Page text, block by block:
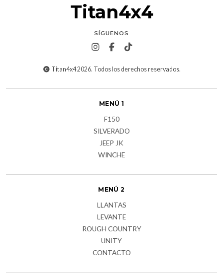
Titan4x4
SÍGUENOS
Titan4x4 2026. Todos los derechos reservados.
MENÚ 1
F150
SILVERADO
JEEP JK
WINCHE
MENÚ 2
LLANTAS
LEVANTE
ROUGH COUNTRY
UNITY
CONTACTO